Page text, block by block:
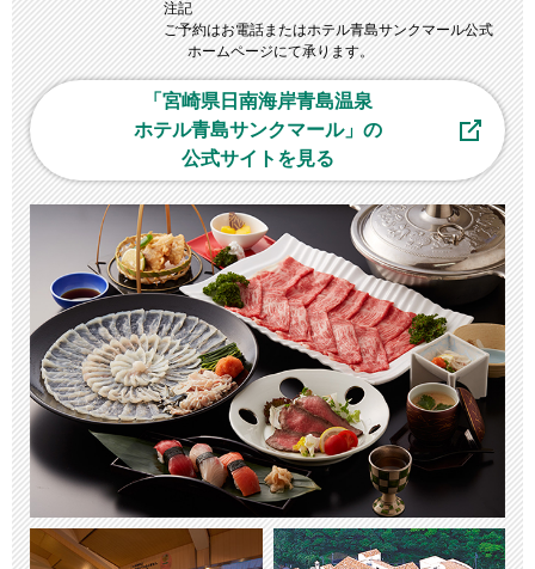
注記
ご予約はお電話またはホテル青島サンクマール公式
ホームページにて承ります。
「宮崎県日南海岸⻘島温泉
ホテル⻘島サンクマール」の
公式サイトを見る